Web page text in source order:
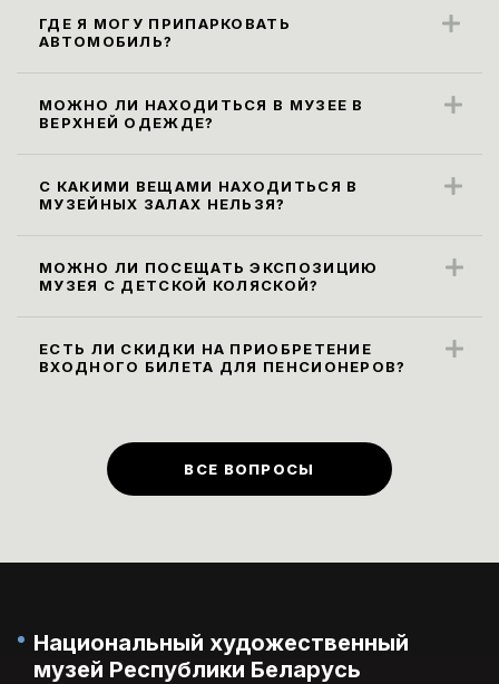
ГДЕ Я МОГУ ПРИПАРКОВАТЬ
АВТОМОБИЛЬ?
находятся вдоль ул. Карла Маркса
(парковка платная).
МОЖНО ЛИ НАХОДИТЬСЯ В МУЗЕЕ В
ВЕРХНЕЙ ОДЕЖДЕ?
предусматривают посещение экспозиции
в верхней одежде. Ее необходимо
С КАКИМИ ВЕЩАМИ НАХОДИТЬСЯ В
МУЗЕЙНЫХ ЗАЛАХ НЕЛЬЗЯ?
размером более 30х40х20 см, а также
зонты необходимо сдать в гардероб или
водой проносить на экспозицию нельзя,
МОЖНО ЛИ ПОСЕЩАТЬ ЭКСПОЗИЦИЮ
МУЗЕЯ С ДЕТСКОЙ КОЛЯСКОЙ?
категории 0+.
ЕСТЬ ЛИ СКИДКИ НА ПРИОБРЕТЕНИЕ
ВХОДНОГО БИЛЕТА ДЛЯ ПЕНСИОНЕРОВ?
билеты) предусмотрены в первый
понедельник каждого месяца.
ВСЕ ВОПРОСЫ
Национальный художественный
музей Республики Беларусь